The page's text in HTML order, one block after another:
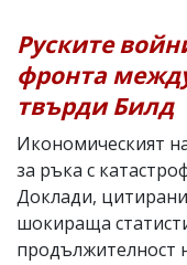
Руските
фронта
твърди Билд
Икономическият
за ръка с
Доклади,
шокираща
продължителност